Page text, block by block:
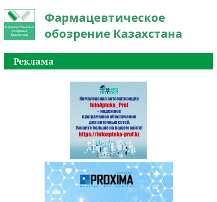
Фармацевтическое
обозрение Казахстана
Реклама